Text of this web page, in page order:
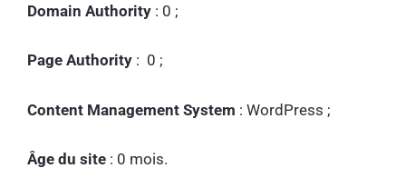
Domain Authority : 0 ;
Page Authority : 0 ;
Content Management System : WordPress ;
Âge du site : 0 mois.